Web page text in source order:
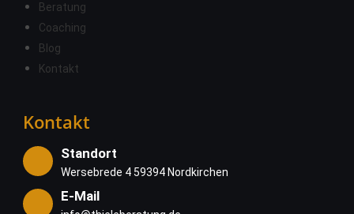
Beratung
Coaching
Blog
Kontakt
Kontakt
Standort
Wersebrede 4 59394 Nordkirchen
E-Mail